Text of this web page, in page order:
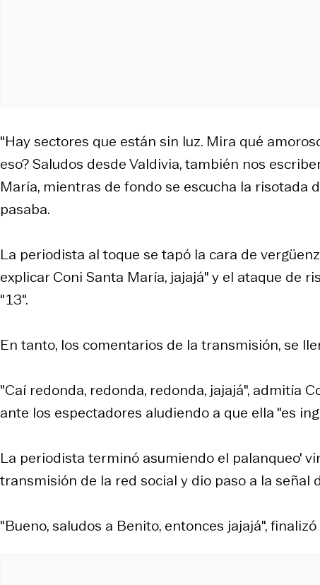
"Hay sectores que están sin luz. Mira qué
eso? Saludos desde Valdivia, también nos
María, mientras de fondo se escucha la risotada
pasaba.
La periodista al toque se tapó la cara de
explicar Coni Santa María, jajajá" y el ataque de
"13".
En tanto, los comentarios de la transmisión, se
"Caí redonda, redonda, redonda, jajajá", admitía
ante los espectadores aludiendo a que ella "es
La periodista terminó asumiendo el palanqueo'
transmisión de la red social y dio paso a la señal
"Bueno, saludos a Benito, entonces jajajá",